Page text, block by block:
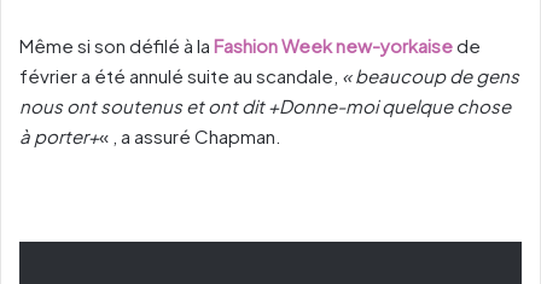
Même si son défilé à la Fashion Week new-yorkaisede
février a été annulé suite au scandale, « beaucoup de gens
nous ont soutenus et ont dit +Donne-moi quelque chose
à porter+« , a assuré Chapman.